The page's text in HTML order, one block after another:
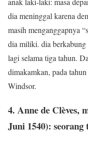
dia meninggal karena
masih menganggapnya
dia miliki. dia berkabung
lagi selama tiga tahun.
dimakamkan, pada
Windsor.
4. Anne de Clèves,
Juni 1540):